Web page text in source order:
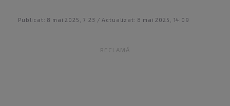
Publicat: 8 mai 2025, 7:23 / Actualizat: 8 mai 2025, 14:09
RECLAMĂ